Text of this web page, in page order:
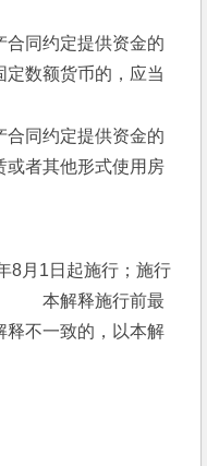
同约定提供资金的
定数额货币的，应当
同约定提供资金的
或者其他形式使用房
8月1日起施行；施行
　　本解释施行前最
释不一致的，以本解